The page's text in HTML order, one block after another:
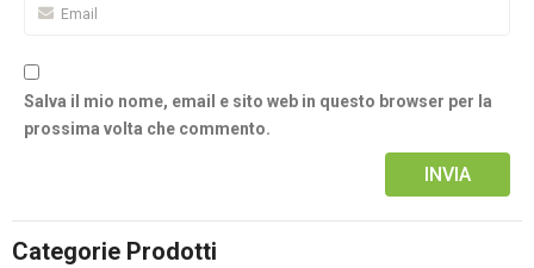
Salva il mio nome, email e sito web in questo browser per la
prossima volta che commento.
Categorie Prodotti